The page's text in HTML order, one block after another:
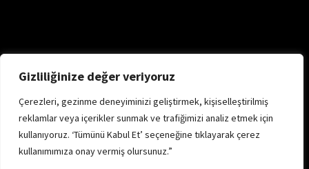
Gizliliğinize değer veriyoruz
Çerezleri, gezinme deneyiminizi geliştirmek, kişiselleştirilmiş
reklamlar veya içerikler sunmak ve trafiğimizi analiz etmek için
kullanıyoruz. ‘Tümünü Kabul Et’ seçeneğine tıklayarak çerez
kullanımımıza onay vermiş olursunuz.”